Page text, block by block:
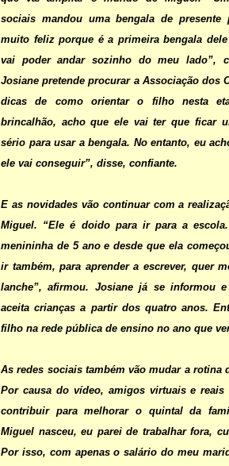
sociais mandou uma bengala de
muito feliz porque é a primeira bengala
vai poder andar sozinho do meu lado”,
Josiane pretende procurar a Associação dos
dicas de como orientar o filho nesta
brincalhão, acho que ele vai ter que ficar
sério para usar a bengala. No entanto, eu
ele vai conseguir”, disse, confiante.
E as novidades vão continuar com a
Miguel. “Ele é doido para ir para a
menininha de 5 ano e desde que ela
ir também, para aprender a escrever, quer
lanche”, afirmou. Josiane já se informou
aceita crianças a partir dos quatro anos.
filho na rede pública de ensino no ano que
As redes sociais também vão mudar a rotina
Por causa do vídeo, amigos virtuais e reais
contribuir para melhorar o quintal da
Miguel nasceu, eu parei de trabalhar fora,
Por isso, com apenas o salário do meu